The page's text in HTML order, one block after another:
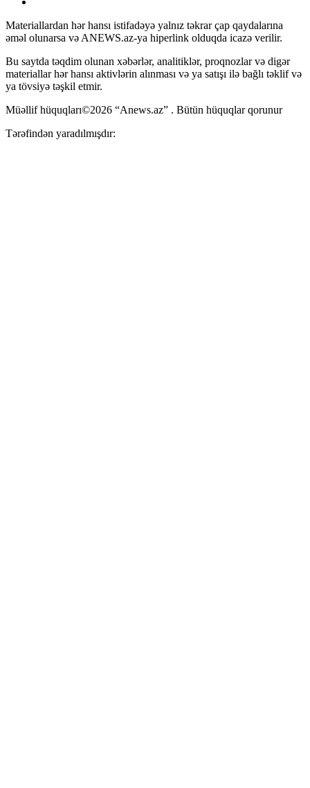
Materiallardan hər hansı istifadəyə yalnız təkrar çap qaydalarına
əməl olunarsa və ANEWS.az-ya hiperlink olduqda icazə verilir.
Bu saytda təqdim olunan xəbərlər, analitiklər, proqnozlar və digər
materiallar hər hansı aktivlərin alınması və ya satışı ilə bağlı təklif və
ya tövsiyə təşkil etmir.
Müəllif hüquqları©2026 “Anews.az” . Bütün hüquqlar qorunur
Tərəfindən yaradılmışdır: